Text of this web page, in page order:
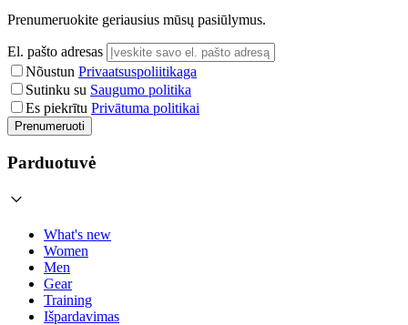
Prenumeruokite geriausius mūsų pasiūlymus.
El. pašto adresas
Nõustun Privaatsuspoliitikaga
Sutinku su Saugumo politika
Es piekrītu Privātuma politikai
Prenumeruoti
Parduotuvė
What's new
Women
Men
Gear
Training
Išpardavimas